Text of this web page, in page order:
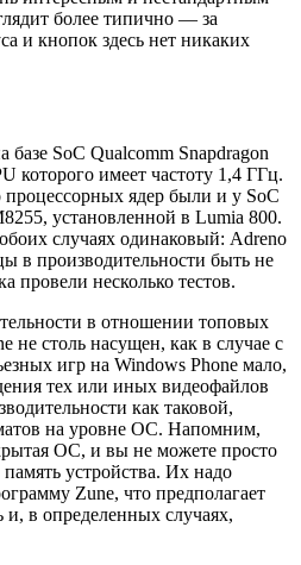
более типично — за
и кнопок здесь нет никаких
базе SoC Qualcomm Snapdragon
которого имеет частоту 1,4 ГГц.
процессорных ядер были и у SoC
установленной в Lumia 800.
случаях одинаковый: Adreno
в производительности быть не
провели несколько тестов.
в отношении топовых
не столь насущен, как в случае с
игр на Windows Phone мало,
тех или иных видеофайлов
как таковой,
на уровне ОС. Напомним,
ОС, и вы не можете просто
устройства. Их надо
Zune, что предполагает
и, в определенных случаях,